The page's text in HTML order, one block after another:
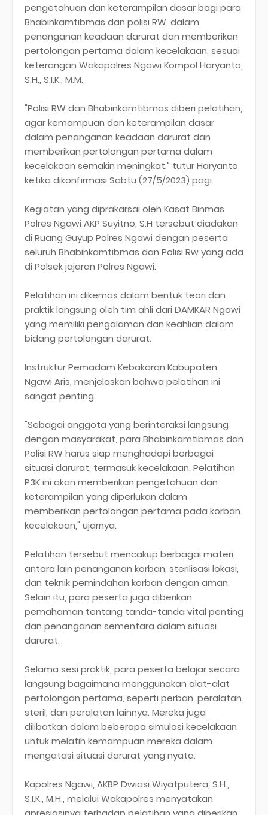
pengetahuan dan keterampilan dasar bagi para
Bhabinkamtibmas dan polisi RW, dalam
penanganan keadaan darurat dan memberikan
pertolongan pertama dalam kecelakaan, sesuai
keterangan Wakapolres Ngawi Kompol Haryanto,
S.H., S.I.K., M.M.
"Polisi RW dan Bhabinkamtibmas diberi pelatihan,
agar kemampuan dan keterampilan dasar
dalam penanganan keadaan darurat dan
memberikan pertolongan pertama dalam
kecelakaan semakin meningkat," tutur Haryanto
ketika dikonfirmasi Sabtu (27/5/2023) pagi
Kegiatan yang diprakarsai oleh Kasat Binmas
Polres Ngawi AKP Suyitno, S.H tersebut diadakan
di Ruang Guyup Polres Ngawi dengan peserta
seluruh Bhabinkamtibmas dan Polisi Rw yang ada
di Polsek jajaran Polres Ngawi.
Pelatihan ini dikemas dalam bentuk teori dan
praktik langsung oleh tim ahli dari DAMKAR Ngawi
yang memiliki pengalaman dan keahlian dalam
bidang pertolongan darurat.
Instruktur Pemadam Kebakaran Kabupaten
Ngawi Aris, menjelaskan bahwa pelatihan ini
sangat penting.
"Sebagai anggota yang berinteraksi langsung
dengan masyarakat, para Bhabinkamtibmas dan
Polisi RW harus siap menghadapi berbagai
situasi darurat, termasuk kecelakaan. Pelatihan
P3K ini akan memberikan pengetahuan dan
keterampilan yang diperlukan dalam
memberikan pertolongan pertama pada korban
kecelakaan," ujarnya.
Pelatihan tersebut mencakup berbagai materi,
antara lain penanganan korban, sterilisasi lokasi,
dan teknik pemindahan korban dengan aman.
Selain itu, para peserta juga diberikan
pemahaman tentang tanda-tanda vital penting
dan penanganan sementara dalam situasi
darurat.
Selama sesi praktik, para peserta belajar secara
langsung bagaimana menggunakan alat-alat
pertolongan pertama, seperti perban, peralatan
steril, dan peralatan lainnya. Mereka juga
dilibatkan dalam beberapa simulasi kecelakaan
untuk melatih kemampuan mereka dalam
mengatasi situasi darurat yang nyata.
Kapolres Ngawi, AKBP Dwiasi Wiyatputera, S.H.,
S.I.K., M.H., melalui Wakapolres menyatakan